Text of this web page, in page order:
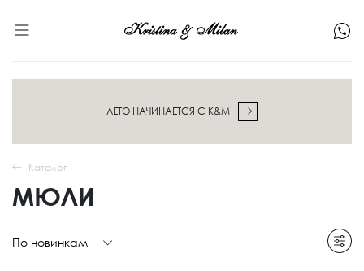
ЛЕТО НАЧИНАЕТСЯ С K&M
Каталог
МЮЛИ
По новинкам